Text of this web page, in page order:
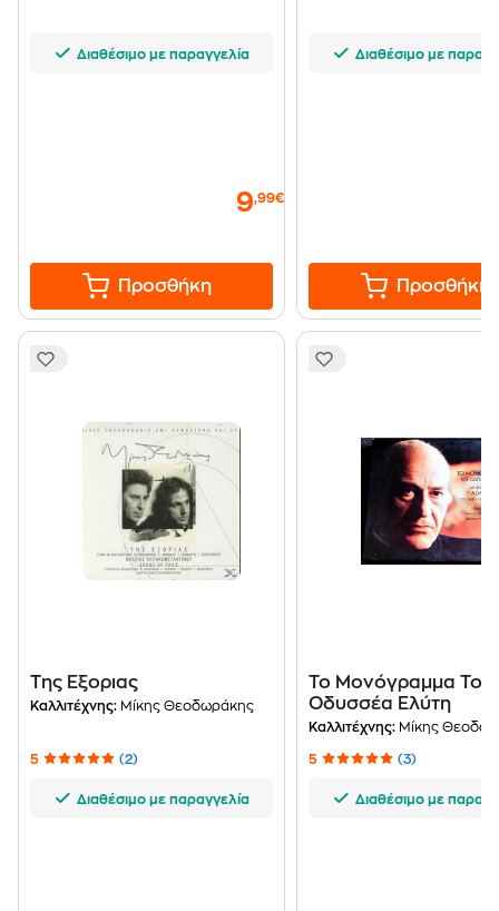
Διαθέσιμο με παραγγελία
9,99€
Προσθήκη
Διαθέσιμο με
Προσθήκη
Της Εξοριας
Καλλιτέχνης: Μίκης Θεοδωράκης
5 (2)
Διαθέσιμο με παραγγελία
Το Μονόγραμμα Του
Οδυσσέα Ελύτη
Καλλιτέχνης: Μίκης
5 (3)
Διαθέσιμο με